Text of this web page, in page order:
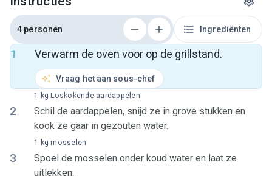
4 personen Ingrediënten
1 Verwarm de oven voor op de grillstand.
Vraag het aan sous-chef
2
Schil de aardappelen, snijd ze in grove stukken en
kook ze gaar in gezouten water.
1 kg Loskokende aardappelen
3
Spoel de mosselen onder koud water en laat ze
uitlekken.
1 kg mosselen